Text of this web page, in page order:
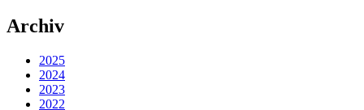
Archiv
2025
2024
2023
2022